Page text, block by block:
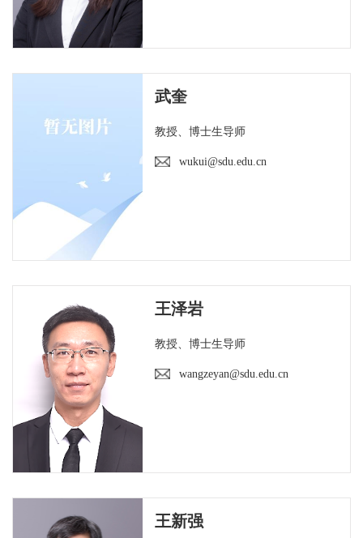
武奎
教授、博士生导师
wukui@sdu.edu.cn
王泽岩
教授、博士生导师
wangzeyan@sdu.edu.cn
王新强